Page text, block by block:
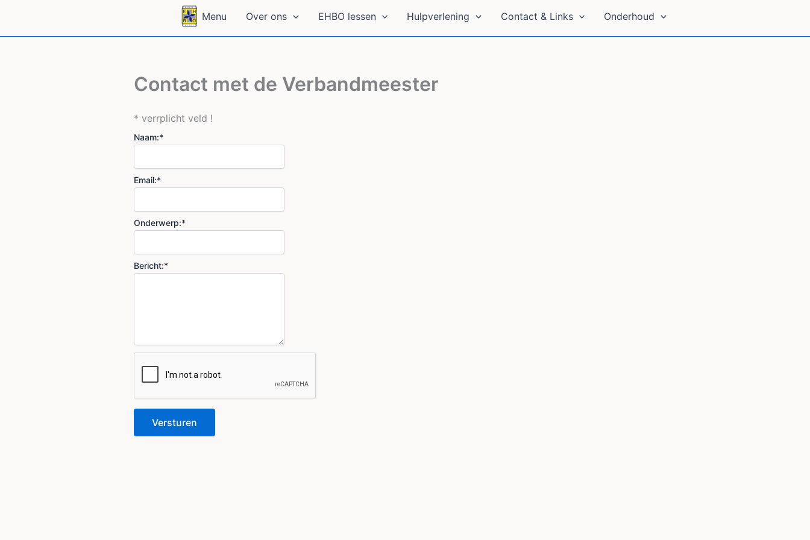
de
Menu Over ons EHBO lessen Hulpverlening Contact & Links Onderhoud
Contact met de Verbandmeester
* verrplicht veld !
Naam:*
Email:*
Onderwerp:*
Bericht:*